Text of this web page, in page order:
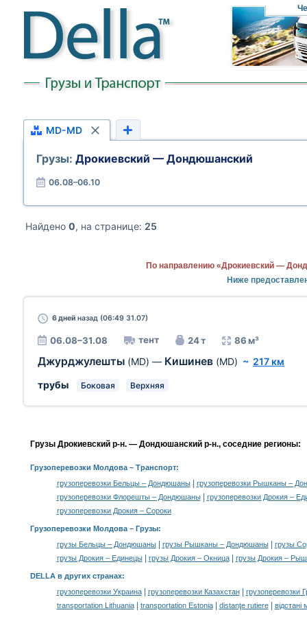
MD-MD
Грузы: Дрокиевский — Дондюшанский
06.08–06.10
Найдено 0, на странице: 25
По направлению «Дрокиевский —
Ниже
6 дней назад (06:49 31.07)
06.08–31.08 тент 24 т 86 м³
Джурджулешты (MD) — Кишинев (MD) ~ 217 км
трубы
Боковая Верхняя
Грузы Дрокиевский р-н. — Дондюшанский р-н., соседние регионы:
Грузоперевозки Молдова– Транспорт:
грузоперевозки Бельцы – Дондюшаны|
грузоперевозки Рышканы –
грузоперевозки Флорешты – Дондюшаны|
грузоперевозки Дрокия –
грузоперевозки Дрокия – Сороки
Грузоперевозки Молдова – Грузы:
грузы Бельцы – Дондюшаны| грузы Рышканы – Дондюшаны|
грузы
грузы Дрокия – Единецы| грузы Дрокия – Окница| грузы Дрокия –
DELLA в других странах:
грузоперевозки Украина| грузоперевозки Казахстан|
грузоперевозки
transportation Lithuania| transportation Estonia| distanţe rutiere| відстані